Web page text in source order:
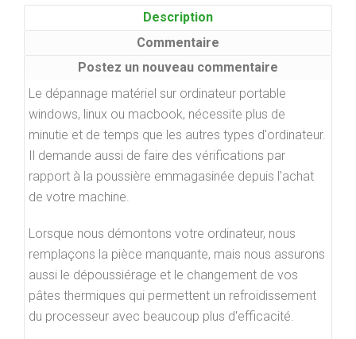
Description
Commentaire
Postez un nouveau commentaire
Le dépannage matériel sur ordinateur portable
windows, linux ou macbook, nécessite plus de
minutie et de temps que les autres types d'ordinateur.
Il demande aussi de faire des vérifications par
rapport à la poussière emmagasinée depuis l'achat
de votre machine.
Lorsque nous démontons votre ordinateur, nous
remplaçons la pièce manquante, mais nous assurons
aussi le dépoussiérage et le changement de vos
pâtes thermiques qui permettent un refroidissement
du processeur avec beaucoup plus d'efficacité.